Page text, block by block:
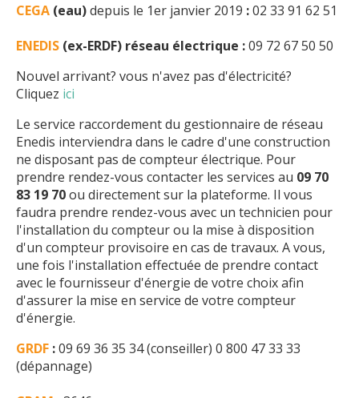
CEGA (eau)depuis le 1er janvier 2019 :02 33 91 62 51
ENEDIS (ex-ERDF) réseau électrique :09 72 67 50 50
Nouvel arrivant? vous n'avez pas d'électricité?
Cliquez ici
Le service raccordement du gestionnaire de réseau
Enedis interviendra dans le cadre d'une construction
ne disposant pas de compteur électrique. Pour
prendre rendez-vous contacter les services au 09 70
83 19 70ou directement sur la plateforme. Il vous
faudra prendre rendez-vous avec un technicien pour
l'installation du compteur ou la mise à disposition
d'un compteur provisoire en cas de travaux. A vous,
une fois l'installation effectuée de prendre contact
avec le fournisseur d'énergie de votre choix afin
d'assurer la mise en service de votre compteur
d'énergie.
GRDF :09 69 36 35 34 (conseiller) 0 800 47 33 33
(dépannage)